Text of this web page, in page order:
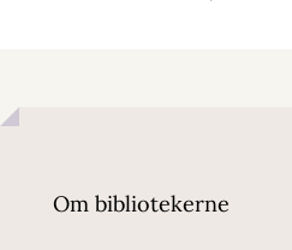
Om bibliotekerne